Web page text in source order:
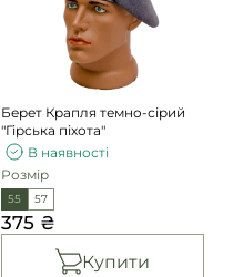
Берет Крапля темно-сірий
"Гірська піхота"
В наявності
Розмір
55 57
375 ₴
Купити